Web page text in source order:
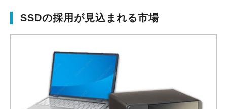
SSDの採用が見込まれる市場